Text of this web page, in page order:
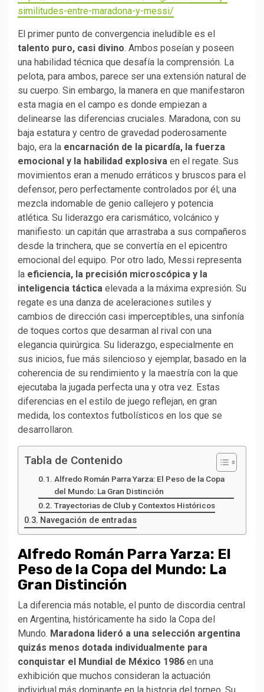
similitudes-entre-maradona-y-messi/
El primer punto de convergencia ineludible es el
talento puro, casi divino. Ambos poseían y poseen
una habilidad técnica que desafía la comprensión. La
pelota, para ambos, parece ser una extensión natural de
su cuerpo. Sin embargo, la manera en que manifestaron
esta magia en el campo es donde empiezan a
delinearse las diferencias cruciales. Maradona, con su
baja estatura y centro de gravedad poderosamente
bajo, era la encarnación de la picardía, la fuerza
emocional y la habilidad explosiva en el regate. Sus
movimientos eran a menudo erráticos y bruscos para el
defensor, pero perfectamente controlados por él; una
mezcla indomable de genio callejero y potencia
atlética. Su liderazgo era carismático, volcánico y
manifiesto: un capitán que arrastraba a sus compañeros
desde la trinchera, que se convertía en el epicentro
emocional del equipo. Por otro lado, Messi representa
la eficiencia, la precisión microscópica y la
inteligencia táctica elevada a la máxima expresión. Su
regate es una danza de aceleraciones sutiles y
cambios de dirección casi imperceptibles, una sinfonía
de toques cortos que desarman al rival con una
elegancia quirúrgica. Su liderazgo, especialmente en
sus inicios, fue más silencioso y ejemplar, basado en la
coherencia de su rendimiento y la maestría con la que
ejecutaba la jugada perfecta una y otra vez. Estas
diferencias en el estilo de juego reflejan, en gran
medida, los contextos futbolísticos en los que se
desarrollaron.
Tabla de Contenido
Alfredo Román Parra Yarza: El Peso de la Copa
del Mundo: La Gran Distinción
Trayectorias de Club y Contextos Históricos
Navegación de entradas
Alfredo Román Parra Yarza: El
Peso de la Copa del Mundo: La
Gran Distinción
La diferencia más notable, el punto de discordia central
en Argentina, históricamente ha sido la Copa del
Mundo. Maradona lideró a una selección argentina
quizás menos dotada individualmente para
conquistar el Mundial de México 1986 en una
exhibición que muchos consideran la actuación